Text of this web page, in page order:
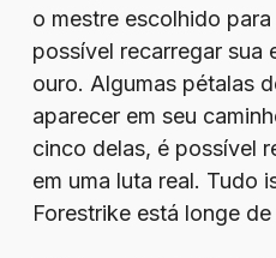
o mestre escolhido
possível recarregar sua
ouro. Algumas pétalas
aparecer em seu
cinco delas, é possível
em uma luta real. Tudo
Forestrike está longe